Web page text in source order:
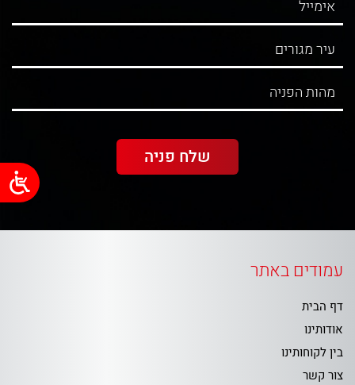
עמודים באתר
דף הבית
אודותינו
בין לקוחותינו
צור קשר